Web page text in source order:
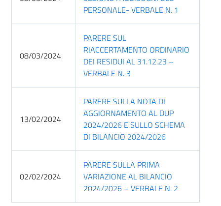
PERSONALE- VERBALE N. 1
08/03/2024
PARERE SUL
RIACCERTAMENTO ORDINARIO
DEI RESIDUI AL 31.12.23 –
VERBALE N. 3
13/02/2024
PARERE SULLA NOTA DI
AGGIORNAMENTO AL DUP
2024/2026 E SULLO SCHEMA
DI BILANCIO 2024/2026
02/02/2024
PARERE SULLA PRIMA
VARIAZIONE AL BILANCIO
2024/2026 – VERBALE N. 2